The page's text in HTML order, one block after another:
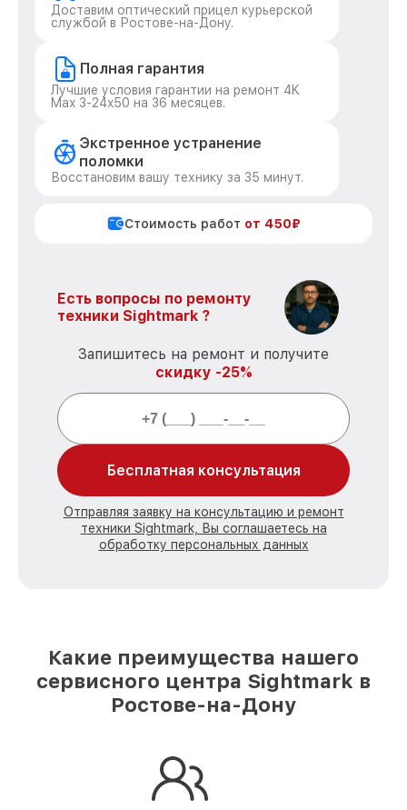
Доставим оптический прицел курьерской
службой в Ростове-на-Дону.
Полная гарантия
Лучшие условия гарантии на ремонт 4K
Max 3-24x50 на 36 месяцев.
Экстренное устранение
поломки
Восстановим вашу технику за 35 минут.
Стоимость работ от 450₽
Есть вопросы по ремонту
техники Sightmark ?
Запишитесь на ремонт и получите
скидку -25%
Бесплатная консультация
Отправляя заявку на консультацию и ремонт
техники Sightmark, Вы соглашаетесь на
обработку персональных данных
Какие преимущества нашего
сервисного центра Sightmark в
Ростове-на-Дону